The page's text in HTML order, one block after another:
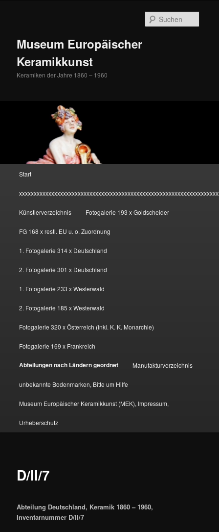
Museum Europäischer
Keramikkunst
Keramiken der Jahre 1860 – 1960
Start
Künstlerverzeichnis Fotogalerie 193 x Goldscheider
FG 168 x restl. EU u. o. Zuordnung
1. Fotogalerie 314 x Deutschland
2. Fotogalerie 301 x Deutschland
1. Fotogalerie 233 x Westerwald
2. Fotogalerie 185 x Westerwald
Fotogalerie 320 x Österreich (inkl. K. K. Monarchie)
Fotogalerie 169 x Frankreich
Abteilungen nach Ländern geordnet Manufakturverzeichnis
unbekannte Bodenmarken, Bitte um Hilfe
Museum Europäischer Keramikkunst (MEK), Impressum,
Urheberschutz
D/II/7
Abteilung Deutschland, Keramik 1860 – 1960,
Inventarnummer D/II/7